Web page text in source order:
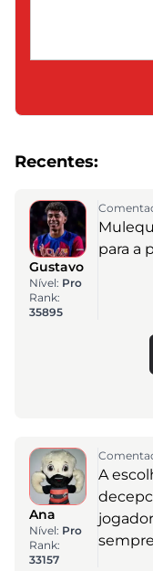
Recentes:
Gustavo
Nível: Pro
Rank:
35895
para a
Ana
Nível: Pro
Rank:
33157
A